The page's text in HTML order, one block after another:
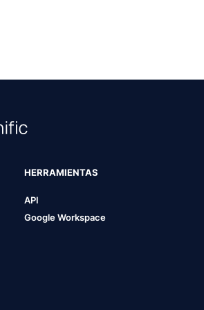
HERRAMIENTAS
API
Google Workspace